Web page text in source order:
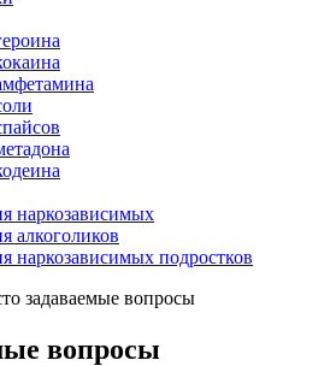
наркозависимых
алкоголиков
наркозависимых подростков
задаваемые вопросы
вопросы